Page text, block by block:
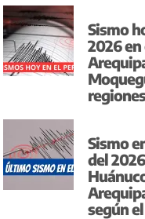
Sismo
2026
regiones
Sismo
del
según